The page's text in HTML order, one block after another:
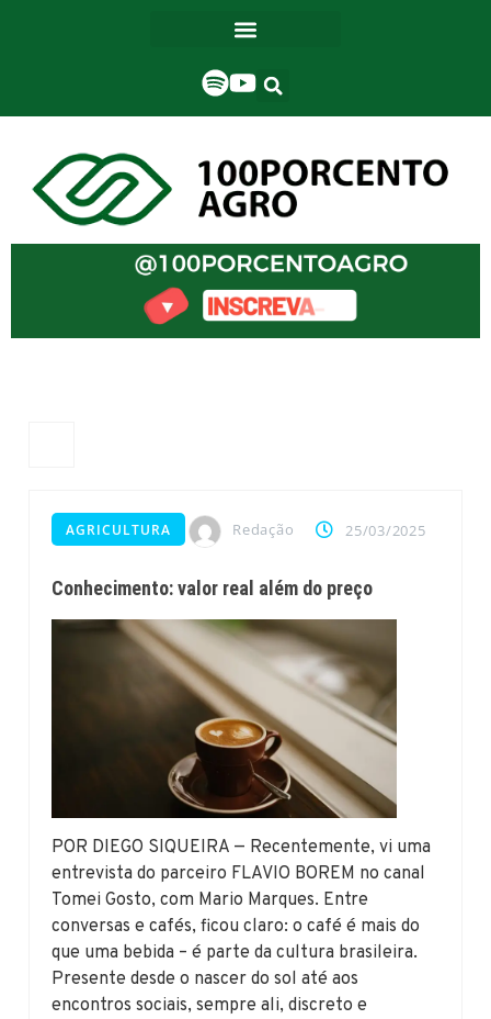
AGRICULTURA Redação 25/03/2025
Conhecimento: valor real além do preço
POR DIEGO SIQUEIRA — Recentemente, vi uma
entrevista do parceiro FLAVIO BOREM no canal
Tomei Gosto, com Mario Marques. Entre
conversas e cafés, ficou claro: o café é mais do
que uma bebida – é parte da cultura brasileira.
Presente desde o nascer do sol até aos
encontros sociais, sempre ali, discreto e